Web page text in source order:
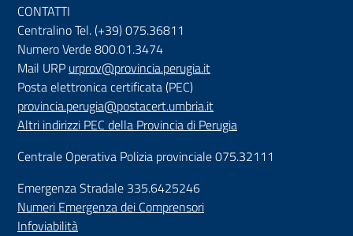
CONTATTI
Centralino Tel. (+39) 075.36811
Numero Verde 800.01.3474
Mail URP urprov@provincia.perugia.it
Posta elettronica certificata (PEC)
provincia.perugia@postacert.umbria.it
Altri indirizzi PEC della Provincia di Perugia
Centrale Operativa Polizia provinciale 075.32111
Emergenza Stradale 335.6425246
Numeri Emergenza dei Comprensori
Infoviabilità